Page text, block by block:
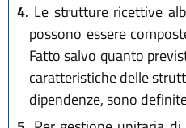
4. Le strutture ricettive
possono essere
Fatto salvo quanto
caratteristiche delle
dipendenze, sono